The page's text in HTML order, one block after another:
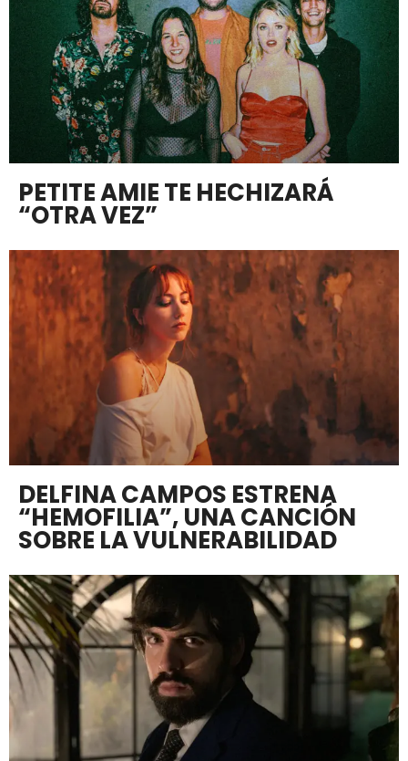
PETITE AMIE TE HECHIZARÁ
“OTRA VEZ”
DELFINA CAMPOS ESTRENA
“HEMOFILIA”, UNA CANCIÓN
SOBRE LA VULNERABILIDAD